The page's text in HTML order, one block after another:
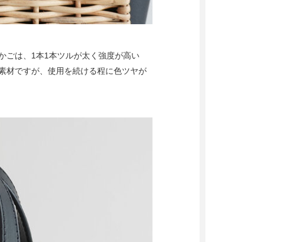
ごは、1本1本ツルが太く強度が高い
材ですが、使用を続ける程に色ツヤが